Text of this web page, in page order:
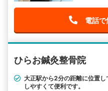
電話で
ひらお鍼灸整骨院
大正駅から2分の距離に位置
しやすくて便利です。